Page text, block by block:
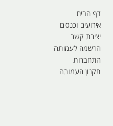
דף הבית
אירועים וכנסים
יצירת קשר
הרשמה לעמותה
התחברות
תקנון העמותה